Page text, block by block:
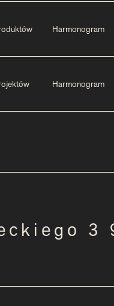
Harmonogram
Harmonogram
3